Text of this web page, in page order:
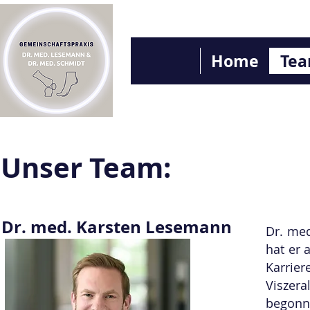
Home
Unser Team:
Dr. med. Karsten Lesemann
Dr.
hat er